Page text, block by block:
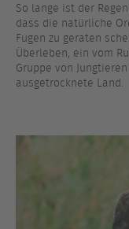
So lange ist der
dass die natürliche
Fugen zu geraten
Überleben, ein vom
Gruppe von
ausgetrocknete Land.